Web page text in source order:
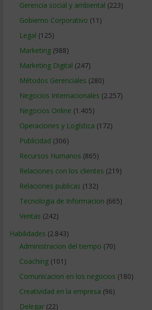
Gerencia social y ambiental (223)
Gobierno Corporativo (11)
Legal (125)
Marketing(988)
Marketing Digital (247)
Métodos Gerenciales (280)
Negocios Internacionales (2.257)
Negocios Online (1.405)
Operaciones y Logística (172)
Publicidad (306)
Recursos Humanos (865)
Relaciones con los clientes (219)
Relaciones publicas (132)
Tecnologia de Informacion (665)
Ventas (242)
Habilidades (2.843)
Administracion del tiempo (70)
Coaching(101)
Comunicacion en los negocios (180)
Creatividad en la empresa (96)
Delegar(22)